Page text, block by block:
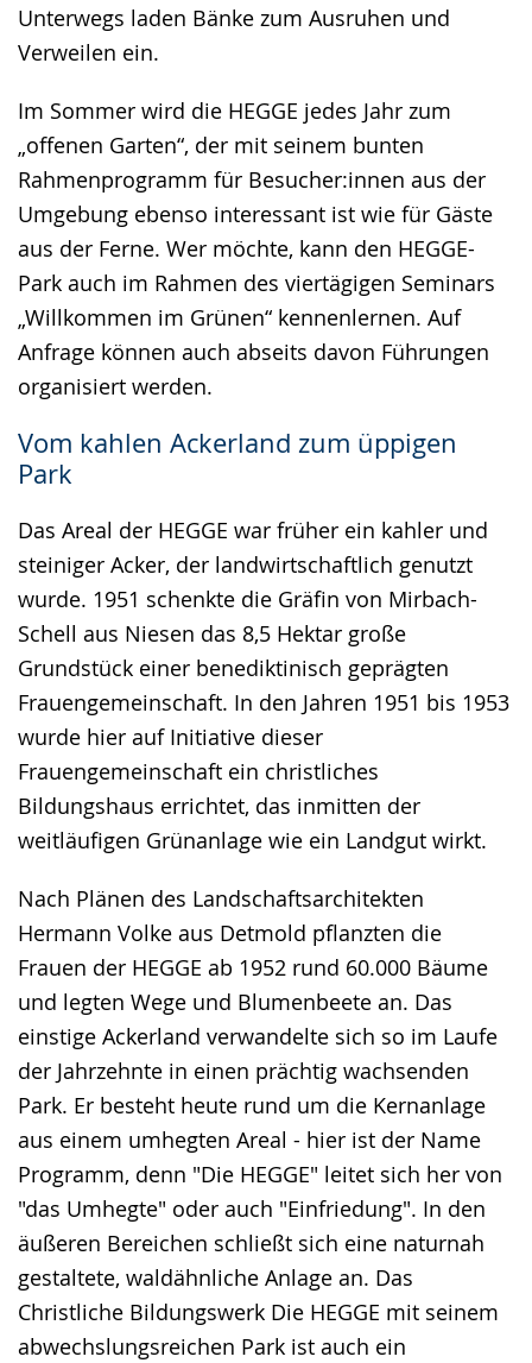
Unterwegs laden Bänke zum Ausruhen und
Verweilen ein.
Im Sommer wird die HEGGE jedes Jahr zum
„offenen Garten“, der mit seinem bunten
Rahmenprogramm für Besucher:innen aus der
Umgebung ebenso interessant ist wie für Gäste
aus der Ferne. Wer möchte, kann den HEGGE-
Park auch im Rahmen des viertägigen Seminars
„Willkommen im Grünen“ kennenlernen. Auf
Anfrage können auch abseits davon Führungen
organisiert werden.
Vom kahlen Ackerland zum üppigen
Park
Das Areal der HEGGE war früher ein kahler und
steiniger Acker, der landwirtschaftlich genutzt
wurde. 1951 schenkte die Gräfin von Mirbach-
Schell aus Niesen das 8,5 Hektar große
Grundstück einer benediktinisch geprägten
Frauengemeinschaft. In den Jahren 1951 bis 1953
wurde hier auf Initiative dieser
Frauengemeinschaft ein christliches
Bildungshaus errichtet, das inmitten der
weitläufigen Grünanlage wie ein Landgut wirkt.
Nach Plänen des Landschaftsarchitekten
Hermann Volke aus Detmold pflanzten die
Frauen der HEGGE ab 1952 rund 60.000 Bäume
und legten Wege und Blumenbeete an. Das
einstige Ackerland verwandelte sich so im Laufe
der Jahrzehnte in einen prächtig wachsenden
Park. Er besteht heute rund um die Kernanlage
aus einem umhegten Areal - hier ist der Name
Programm, denn "Die HEGGE" leitet sich her von
"das Umhegte" oder auch "Einfriedung". In den
äußeren Bereichen schließt sich eine naturnah
gestaltete, waldähnliche Anlage an. Das
Christliche Bildungswerk Die HEGGE mit seinem
abwechslungsreichen Park ist auch ein